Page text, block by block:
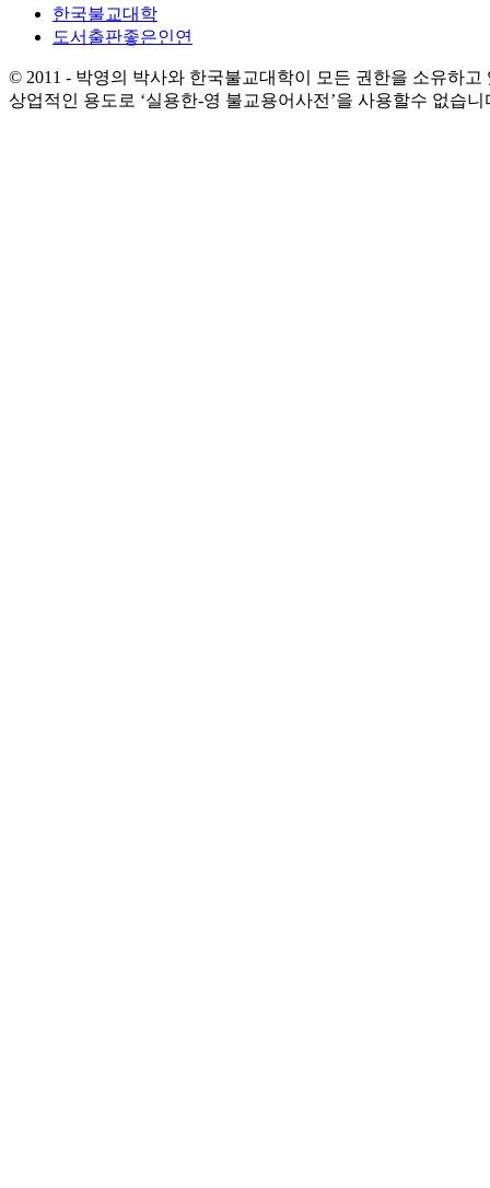
한국불교대학
도서출판좋은인연
© 2011 - 박영의 박사와 한국불교대학이 모든 권한을 소유하고
상업적인 용도로 ‘실용한-영 불교용어사전’을 사용할수 없습니